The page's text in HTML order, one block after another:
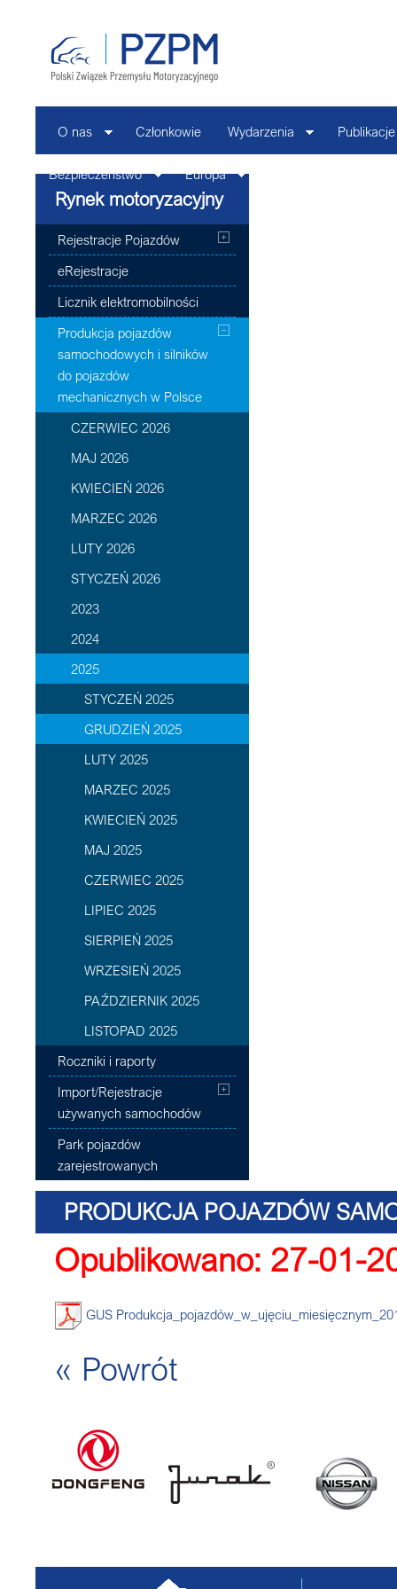
O nas Członkowie Wydarzenia Publikacje
Bezpieczeństwo Europa
Rynek motoryzacyjny
Rejestracje Pojazdów
eRejestracje
Licznik elektromobilności
Produkcja pojazdów
samochodowych i silników
do pojazdów
mechanicznych w Polsce
CZERWIEC 2026
MAJ 2026
KWIECIEŃ 2026
MARZEC 2026
LUTY 2026
STYCZEŃ 2026
2023
2024
2025
STYCZEŃ 2025
GRUDZIEŃ 2025
LUTY 2025
MARZEC 2025
KWIECIEŃ 2025
MAJ 2025
CZERWIEC 2025
LIPIEC 2025
SIERPIEŃ 2025
WRZESIEŃ 2025
PAŹDZIERNIK 2025
LISTOPAD 2025
Roczniki i raporty
Import/Rejestracje
używanych samochodów
Park pojazdów
zarejestrowanych
PRODUKCJA POJAZDÓW
Opublikowano: 27-01-
GUS
« Powrót